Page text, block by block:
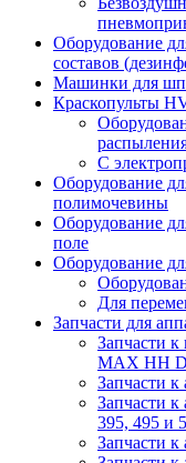
Оборудование
составов
Машинки для
Краскопульты
C
Оборудование
полимочевины
Оборудование
поле
Оборудование
Для
Запчасти для
Запчасти
MAX HH
Запчасти
Запчасти
395, 495 и
Запчасти